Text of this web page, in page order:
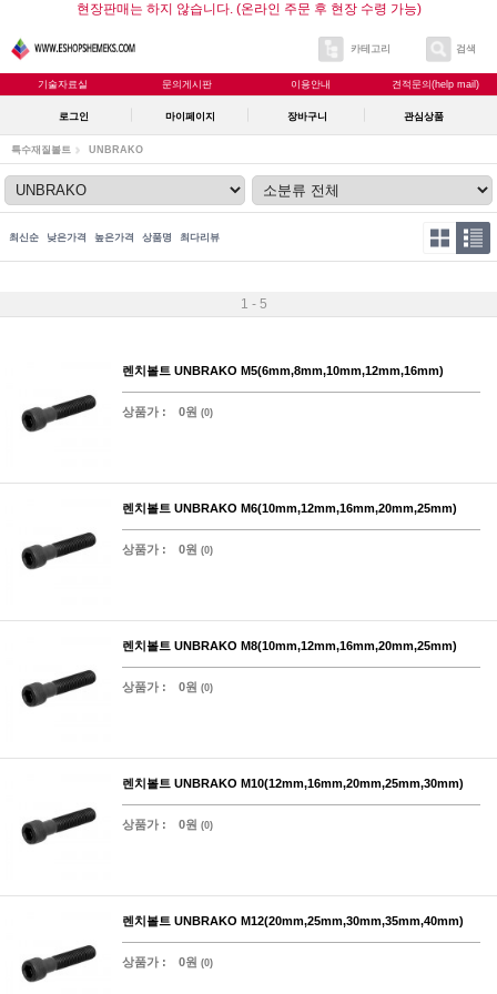
현장판매는 하지 않습니다. (온라인 주문 후 현장 수령 가능)
카테고리 검색
기술자료실 문의게시판 이용안내 견적문의(help mail)
로그인 마이페이지 장바구니 관심상품
특수재질볼트 UNBRAKO
최신순 낮은가격 높은가격 상품명 최다리뷰
1 - 5
렌치볼트 UNBRAKO M5(6mm,8mm,10mm,12mm,16mm)
상품가 : 0원 (0)
렌치볼트 UNBRAKO M6(10mm,12mm,16mm,20mm,25mm)
상품가 : 0원 (0)
렌치볼트 UNBRAKO M8(10mm,12mm,16mm,20mm,25mm)
상품가 : 0원 (0)
렌치볼트 UNBRAKO M10(12mm,16mm,20mm,25mm,30mm)
상품가 : 0원 (0)
렌치볼트 UNBRAKO M12(20mm,25mm,30mm,35mm,40mm)
상품가 : 0원 (0)